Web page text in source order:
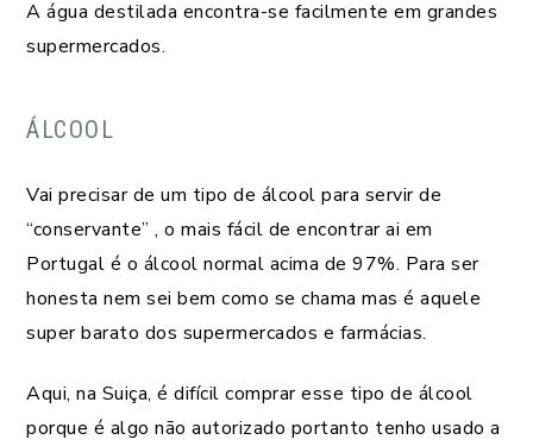
A água destilada encontra-se facilmente em grandes
supermercados.
ÁLCOOL
Vai precisar de um tipo de álcool para servir de
“conservante” , o mais fácil de encontrar ai em
Portugal é o álcool normal acima de 97%. Para ser
honesta nem sei bem como se chama mas é aquele
super barato dos supermercados e farmácias.
Aqui, na Suiça, é difícil comprar esse tipo de álcool
porque é algo não autorizado portanto tenho usado a